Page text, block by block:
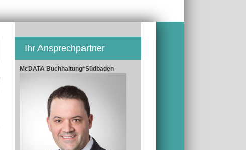
Ihr Ansprechpartner
McDATA Buchhaltung*Südbaden